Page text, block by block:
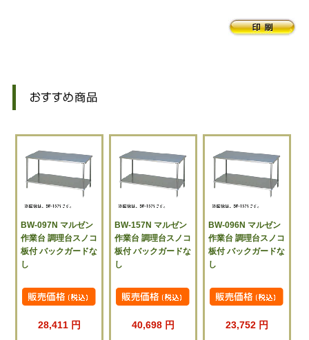
BW-097N マルゼン
作業台 調理台スノコ
板付 バックガードな
し
28,411 円
BW-157N マルゼン
作業台 調理台スノコ
板付 バックガードな
し
40,698 円
BW-096N マルゼン
作業台 調理台スノコ
板付 バックガードな
し
23,752 円